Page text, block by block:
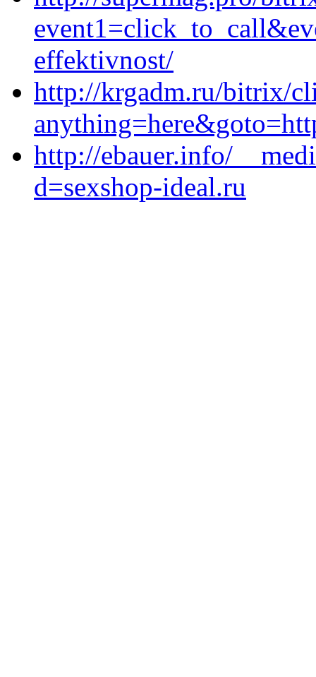
effektivnost/
http://krgadm.ru/bitrix/
http://ebauer.info/
d=sexshop-ideal.ru